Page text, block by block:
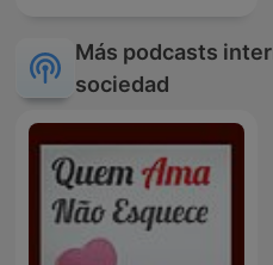
Más podcasts
sociedad